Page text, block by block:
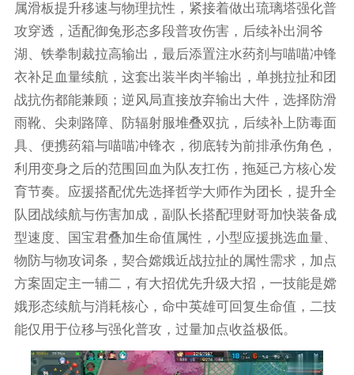
属滑板提升移速与物理抗性，紧接着做出琉璃塔强化普
攻穿透，适配御兔形态多段普攻伤害，后续补出洞爷
湖、铁拳制裁拉高输出，最后添置注水药剂与喵喵冲锋
衣补足血量续航，这套出装半肉半输出，单挑拉扯和团
战抗伤都能兼顾；逆风局直接放弃输出大件，选择防滑
雨靴、尖刺路障、防辐射服堆叠双抗，后续补上防毒面
具、便携药箱与喵喵冲锋衣，彻底转为前排承伤角色，
利用变身之后的范围回血为队友扛伤，拖延己方核心发
育节奏。应援搭配优先选择哲学大师作为团长，提升全
队团战续航与伤害加成，副队长搭配理财哥加快装备成
型速度、国宝君叠加生命值属性，小型应援挑选血量、
物防与物攻词条，契合嫦娥近战拉扯的属性需求，加点
方案固定主一辅二，有大招优先升级大招，一技能是嫦
娥形态续航与消耗核心，命中英雄可回复生命值，二技
能仅用于位移与强化普攻，过量加点收益极低。